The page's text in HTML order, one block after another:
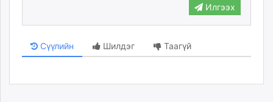
Илгээх
Сүүлийн Шилдэг Таагүй